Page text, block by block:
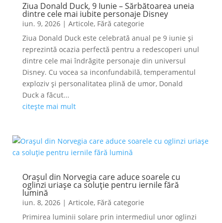
Ziua Donald Duck, 9 Iunie – Sărbătoarea uneia
dintre cele mai iubite personaje Disney
iun. 9, 2026| Articole, Fără categorie
Ziua Donald Duck este celebrată anual pe 9 iunie și
reprezintă ocazia perfectă pentru a redescoperi unul
dintre cele mai îndrăgite personaje din universul
Disney. Cu vocea sa inconfundabilă, temperamentul
exploziv și personalitatea plină de umor, Donald
Duck a făcut...
citește mai mult
Orașul din Norvegia care aduce soarele cu
oglinzi uriașe ca soluție pentru iernile fără
lumină
iun. 8, 2026| Articole, Fără categorie
Primirea luminii solare prin intermediul unor oglinzi